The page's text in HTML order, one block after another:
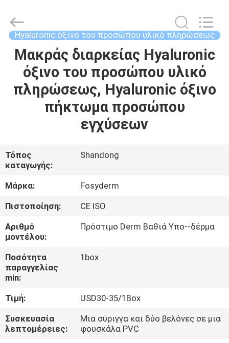
ΣΠΊΤΙ
ΠΡΟΪΌΝΤΑ
ΕΜΆΣ
ΕΠΙΣΚΈΨΕΙΣ
ΣΤΟ
ΕΡΓΟΣΤΆΣΙΟ
ΈΛΕΓΧΟΣ
ΠΟΙΌΤΗΤΑΣ
ΕΠΙΚΟΙΝΩΝΉΣΤΕ
ΜΑΖΊ
International
Trading
Ltd..
Reserved.
Hyaluronic όξινο του προσώπου υλικό πληρώσεως
Μακράς διαρκείας Hyaluronic
όξινο του προσώπου υλικό
πληρώσεως, Hyaluronic όξινο
πήκτωμα προσώπου
εγχύσεων
Τόπος
καταγωγής:
Shandong
Μάρκα:
Fosyderm
Πιστοποίηση:
CE ISO
Αριθμό
μοντέλου:
Πρόστιμο Derm Βαθιά Υπο--δέρμα
Ποσότητα
παραγγελίας
min:
1box
Τιμή:
USD30-35/1Box
Συσκευασία
λεπτομέρειες:
Μια σύριγγα και δύο βελόνες σε μια
φουσκάλα PVC